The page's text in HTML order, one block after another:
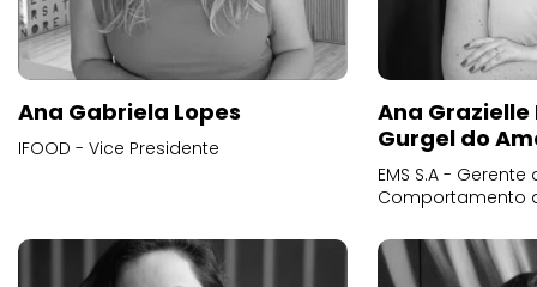
Ana Gabriela Lopes
IFOOD - Vice Presidente
Ana
Gurgel do
EMS S.A -
Comportamento